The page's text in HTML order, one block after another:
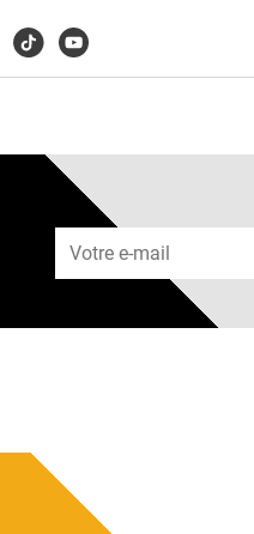
TiktokYoutube
Adresse e-mail